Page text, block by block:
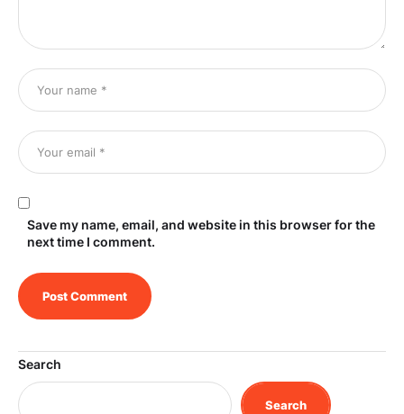
Save my name, email, and website in this browser for the
next time I comment.
Search
Search